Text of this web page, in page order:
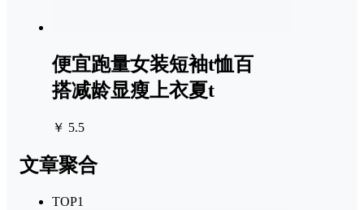
便宜跑量女装短袖t恤百
搭减龄显瘦上衣夏t
￥ 5.5
文章聚合
TOP1